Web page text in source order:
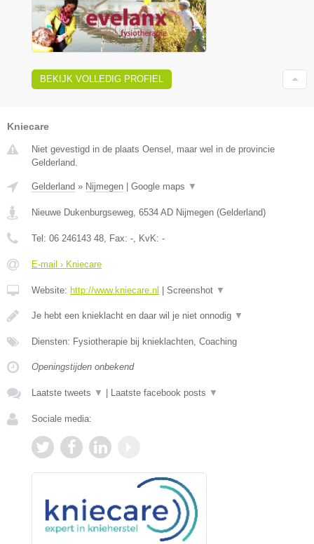
BEKIJK VOLLEDIG PROFIEL
Kniecare
Niet gevestigd in de plaats Oensel, maar wel in de provincie
Gelderland.
Gelderland » Nijmegen Google maps ▼
Nieuwe Dukenburgseweg 6534 AD Nijmegen (Gelderland)
Tel: 06 246143 48 , Fax: - , KvK: -
E-mail › Kniecare
Website: http://www.kniecare.nl Screenshot ▼
Je hebt een knieklacht en daar wil je niet onnodig ▼
Diensten: Fysiotherapie bij knieklachten, Coaching
Openingstijden onbekend
Laatste tweets ▼ Laatste facebook posts ▼
Sociale media: